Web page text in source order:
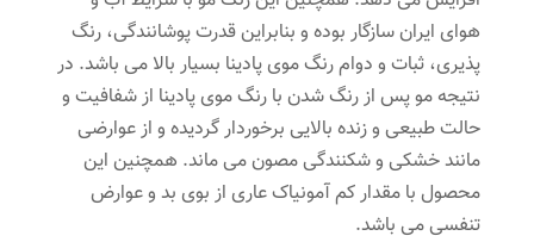
هوای ایران سازگار بوده و بنابراین قدرت پوشانندگی، رنگ
پذیری، ثبات و دوام رنگ موی پادینا بسیار بالا می باشد. در
نتیجه مو پس از رنگ شدن با رنگ موی پادینا از شفافیت و
حالت طبیعی و زنده بالایی برخوردار گردیده و از عوارضی
مانند خشکی و شکنندگی مصون می ماند. همچنین این
محصول با مقدار کم آمونیاک عاری از بوی بد و عوارض
تنفسی می باشد.